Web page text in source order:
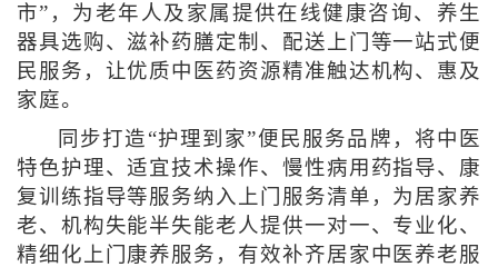
市”，为老年人及家属提供在线健康咨询、养生
器具选购、滋补药膳定制、配送上门等一站式便
民服务，让优质中医药资源精准触达机构、惠及
家庭。
同步打造“护理到家”便民服务品牌，将中医
特色护理、适宜技术操作、慢性病用药指导、康
复训练指导等服务纳入上门服务清单，为居家养
老、机构失能半失能老人提供一对一、专业化、
精细化上门康养服务，有效补齐居家中医养老服